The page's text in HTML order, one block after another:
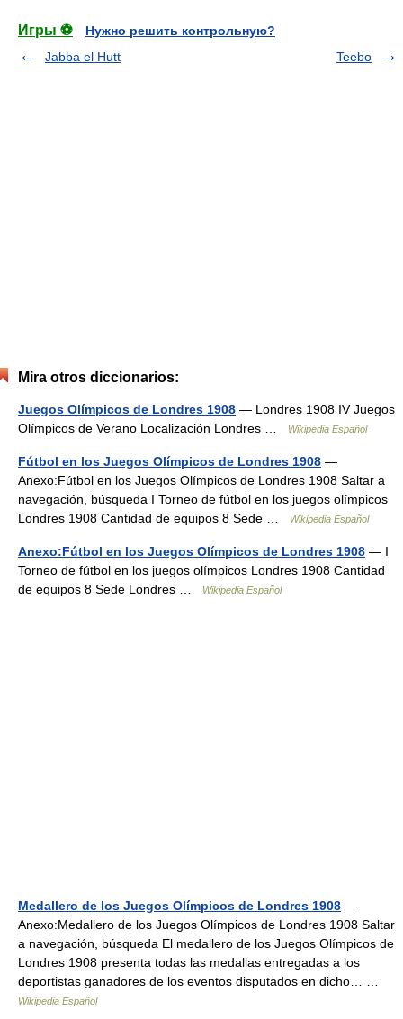
Игры ⚽
Нужно решить контрольную?
Jabba el Hutt
Teebo
Mira otros diccionarios:
Juegos Olímpicos de Londres 1908 — Londres 1908 IV Juegos
Olímpicos de Verano Localización Londres …
Wikipedia Español
Fútbol en los Juegos Olímpicos de Londres 1908 —
Anexo:Fútbol en los Juegos Olímpicos de Londres 1908 Saltar a
navegación, búsqueda I Torneo de fútbol en los juegos olímpicos
Londres 1908 Cantidad de equipos 8 Sede …
Wikipedia Español
Anexo:Fútbol en los Juegos Olímpicos de Londres 1908 — I
Torneo de fútbol en los juegos olímpicos Londres 1908 Cantidad
de equipos 8 Sede Londres …
Wikipedia Español
Medallero de los Juegos Olímpicos de Londres 1908 —
Anexo:Medallero de los Juegos Olímpicos de Londres 1908 Saltar
a navegación, búsqueda El medallero de los Juegos Olímpicos de
Londres 1908 presenta todas las medallas entregadas a los
deportistas ganadores de los eventos disputados en dicho… …
Wikipedia Español